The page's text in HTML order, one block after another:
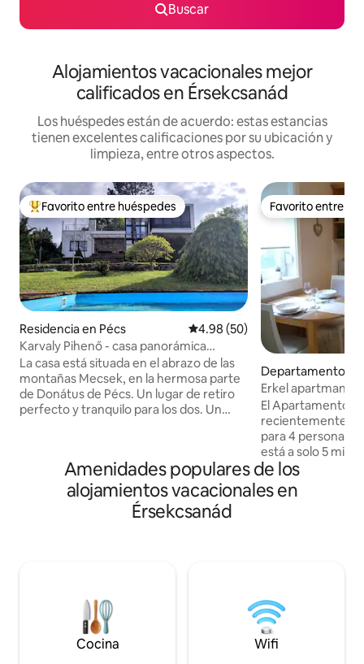
Buscar
Alojamientos vacacionales mejor
calificados en Érsekcsanád
Los huéspedes están de acuerdo: estas estancias
tienen excelentes calificaciones por su ubicación y
limpieza, entre otros aspectos.
De los mejores en Favorito entre huéspedes
Favorito entre huéspedes
Residencia en Pécs Calificación promedio: 4.98 de
4.98 (50)
Karvaly Pihenő - casa panorámica
privada
La casa está situada en el abrazo de las
montañas Mecsek, en la hermosa parte
de Donátus de Pécs. Un lugar de retiro
perfecto y tranquilo para los dos. Un
ciudad está cerca, con todas sus
posibilidades, pero lo suficientemente
lejos como para que podáis retiraros a un
lugar tranquilo. El bosque y los pueblos
otro? ¡La elección es vuestra!
Favorito entre
Favorito entre
Departamento en
Erkel apartman
El Apartamento
recientemente
para 4 personas.
está a solo 5
en una calle
silenciosa, con
durante todo el
de programas
El apartamento
Uso gratuito de
Amenidades populares de los
alojamientos vacacionales en
Érsekcsanád
Cocina Wifi